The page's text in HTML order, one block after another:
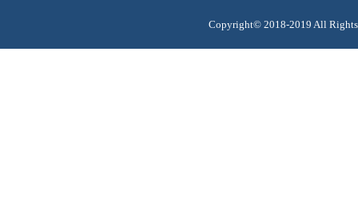
Copyright© 2018-2019 All